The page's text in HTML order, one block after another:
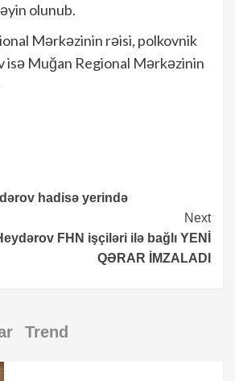
olunub.
Mərkəzinin rəisi, polkovnik
isə Muğan Regional Mərkəzinin
hadisə yerində
Next
FHN işçiləri ilə bağlı YENİ
QƏRAR İMZALADI
Trend